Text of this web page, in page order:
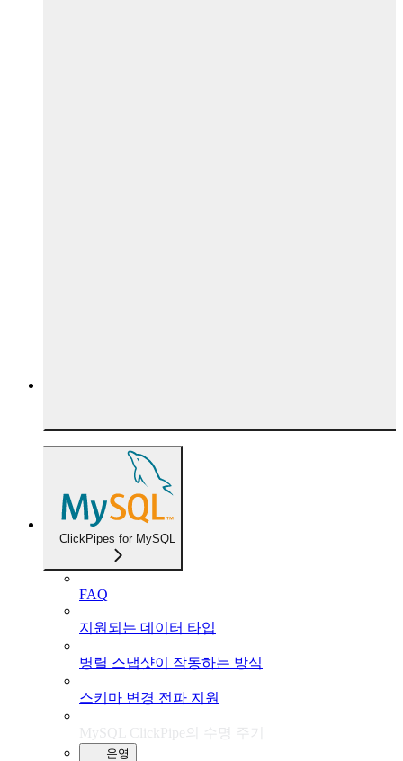
ClickPipes for MySQL
FAQ
지원되는 데이터 타입
병렬 스냅샷이 작동하는 방식
스키마 변경 전파 지원
MySQL ClickPipe의 수명 주기
운영